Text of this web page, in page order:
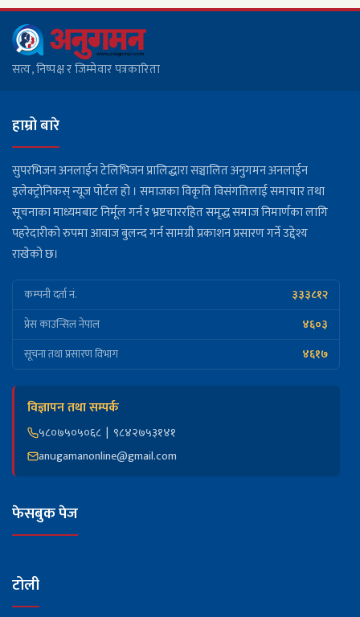
सत्य, निष्पक्ष र जिम्मेवार पत्रकारिता
हाम्रो बारे
सुपरभिजन अनलाईन टेलिभिजन प्रालिद्धारा सञ्चालित अनुगमन अनलाईन
इलेक्ट्रोनिकस् न्यूज पोर्टल हो । समाजका विकृति विसंगतिलाई समाचार तथा
सूचनाका माध्यमबाट निर्मूल गर्न र भ्रष्टचाररहित समृद्ध समाज निमार्णका लागि
पहरेदारीको रुपमा आवाज बुलन्द गर्न सामग्री प्रकाशन प्रसारण गर्ने उद्देश्य
राखेको छ।
कम्पनी दर्ता नं. ३३३८१२
प्रेस काउन्सिल नेपाल ४६०३
सूचना तथा प्रसारण विभाग ४६१७
विज्ञापन तथा सम्पर्क
५८०७५०५०६८ | ९८४२७५३१४१
anugamanonline@gmail.com
फेसबुक पेज
टोली